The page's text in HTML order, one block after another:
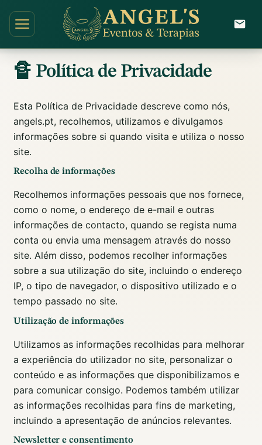
🔏 Política de Privacidade
Esta Política de Privacidade descreve como nós,
angels.pt, recolhemos, utilizamos e divulgamos
informações sobre si quando visita e utiliza o nosso
site.
Recolha de informações
Recolhemos informações pessoais que nos fornece,
como o nome, o endereço de e-mail e outras
informações de contacto, quando se regista numa
conta ou envia uma mensagem através do nosso
site. Além disso, podemos recolher informações
sobre a sua utilização do site, incluindo o endereço
IP, o tipo de navegador, o dispositivo utilizado e o
tempo passado no site.
Utilização de informações
Utilizamos as informações recolhidas para melhorar
a experiência do utilizador no site, personalizar o
conteúdo e as informações que disponibilizamos e
para comunicar consigo. Podemos também utilizar
as informações recolhidas para fins de marketing,
incluindo a apresentação de anúncios relevantes.
Newsletter e consentimento